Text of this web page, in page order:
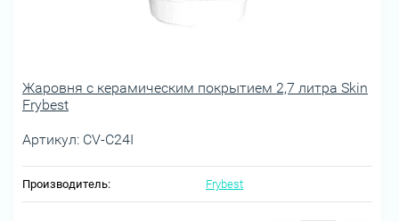
Жаровня c керамическим покрытием 2,7 литра Skin
Frybest
Артикул: CV-C24I
Производитель: Frybest